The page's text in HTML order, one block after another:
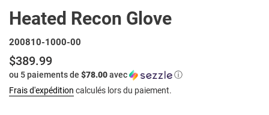
Heated Recon Glove
200810-1000-00
Prix
normal
$389.99
ou 5 paiements de $78.00avec
ⓘ
Frais d'expédition calculés lors du paiement.